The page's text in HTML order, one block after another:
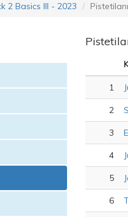
2 Basics III - 2023
1
2
3
4
5
6